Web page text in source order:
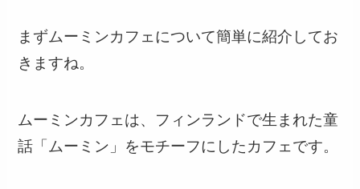
まずムーミンカフェについて簡単に紹介してお
きますね。
ムーミンカフェは、フィンランドで生まれた童
話「ムーミン」をモチーフにしたカフェです。